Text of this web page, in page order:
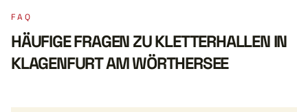
FAQ
HÄUFIGE FRAGEN ZU KLETTERHALLEN IN
KLAGENFURT AM WÖRTHERSEE